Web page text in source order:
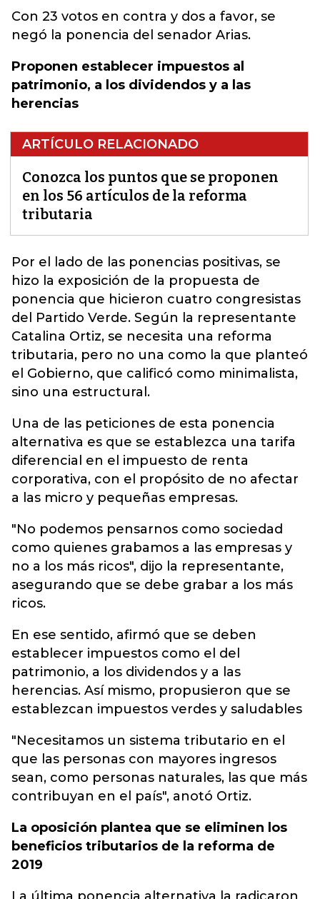
Con 23 votos en contra y dos a favor, se
negó la ponencia del senador Arias.
Proponen establecer impuestos al
patrimonio, a los dividendos y a las
herencias
ARTÍCULO RELACIONADO
Conozca los puntos que se proponen
en los 56 artículos de la reforma
tributaria
Por el lado de las ponencias positivas, se
hizo la exposición de la propuesta de
ponencia que hicieron cuatro congresistas
del Partido Verde. Según la representante
Catalina Ortiz, se necesita una reforma
tributaria, pero no una como la que planteó
el Gobierno, que calificó como minimalista,
sino una estructural.
Una de las peticiones de esta ponencia
alternativa es que se establezca una tarifa
diferencial en el impuesto de renta
corporativa, con el propósito de no afectar
a las micro y pequeñas empresas.
"No podemos pensarnos como sociedad
como quienes grabamos a las empresas y
no a los más ricos", dijo la representante,
asegurando que se debe grabar a los más
ricos.
En ese sentido, afirmó que se deben
establecer impuestos como el del
patrimonio, a los dividendos y a las
herencias. Así mismo, propusieron que se
establezcan impuestos verdes y saludables
"Necesitamos un sistema tributario en el
que las personas con mayores ingresos
sean, como personas naturales, las que más
contribuyan en el país", anotó Ortiz.
La oposición plantea que se eliminen los
beneficios tributarios de la reforma de
2019